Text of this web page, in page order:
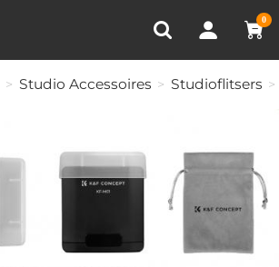
0
RECENT BEKEKEN
Studio Accessoires Studioflitsers